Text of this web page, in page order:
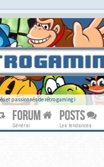
et passionnés de rétro gaming !
FORUM
Général
POSTS
Les tendances